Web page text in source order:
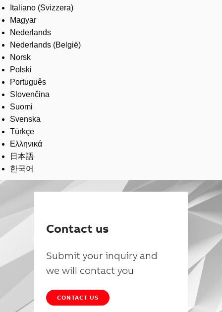
Italiano (Svizzera)
Magyar
Nederlands
Nederlands (België)
Norsk
Polski
Português
Slovenčina
Suomi
Svenska
Türkçe
Ελληνικά
日本語
한국어
Contact us
Submit your inquiry and
we will contact you
CONTACT US